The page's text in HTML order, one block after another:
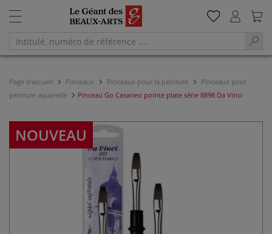
Page d'accueil Pinceaux Pinceaux pour la peinture
Pinceaux pour
peinture aquarelle
Pinceau Go Casaneo pointe plate série 8898 Da Vinci
NOUVEAU